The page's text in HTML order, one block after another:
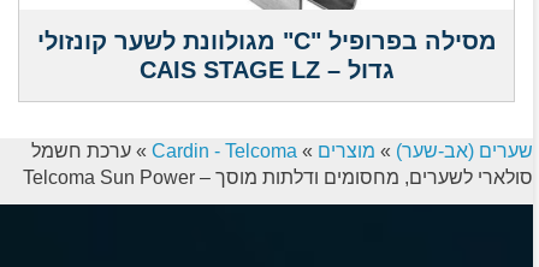
מסילה בפרופיל "C" מגולוונת לשער קונזולי
גדול – CAIS STAGE LZ
שערים (אב-שער) » מוצרים »
Cardin - Telcoma
» ערכת חשמל
סולארי לשערים, מחסומים ודלתות מוסך – Telcoma Sun Power